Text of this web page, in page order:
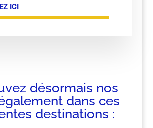
ICI
désormais nos
dans ces
destinations :